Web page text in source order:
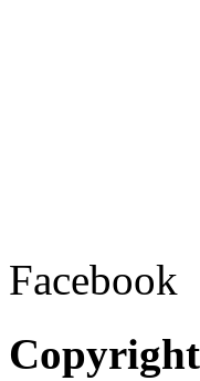
Facebook
Copyright